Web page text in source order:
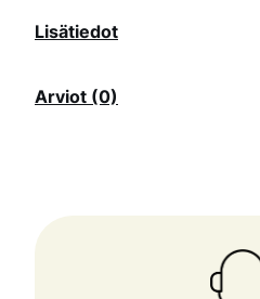
äLisätiedot
Arviot (0)